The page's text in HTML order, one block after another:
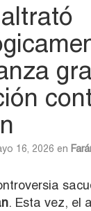
16, 2026 en
. Esta vez, el